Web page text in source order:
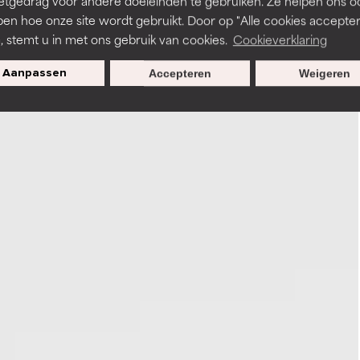
hoe onze site wordt gebruikt. Door op "Alle cookies
stemt u in met ons gebruik van cookies. Cookieverklaring
Aanpassen Weigeren
Accepteren